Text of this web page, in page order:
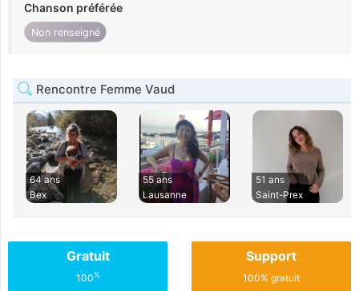
Chanson préférée
Non renseigné
Rencontre Femme Vaud
64 ans
Bex
55 ans
Lausanne
51 ans
Saint-Prex
Gratuit
100%
Support
100% gratuit